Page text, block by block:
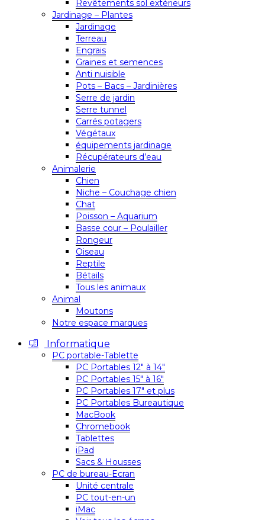
Revêtements sol extérieurs
Jardinage – Plantes
Jardinage
Terreau
Engrais
Graines et semences
Anti nuisible
Pots – Bacs – Jardinières
Serre de jardin
Serre tunnel
Carrés potagers
Végétaux
équipements jardinage
Récupérateurs d’eau
Animalerie
Chien
Niche – Couchage chien
Chat
Poisson – Aquarium
Basse cour – Poulailler
Rongeur
Oiseau
Reptile
Bétails
Tous les animaux
Animal
Moutons
Notre espace marques
Informatique
PC portable-Tablette
PC Portables 12″ à 14″
PC Portables 15″ à 16″
PC Portables 17″ et plus
PC Portables Bureautique
MacBook
Chromebook
Tablettes
iPad
Sacs & Housses
PC de bureau-Ecran
Unité centrale
PC tout-en-un
iMac